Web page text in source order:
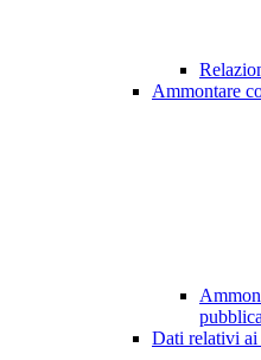
Ammontare
Dati relativi ai